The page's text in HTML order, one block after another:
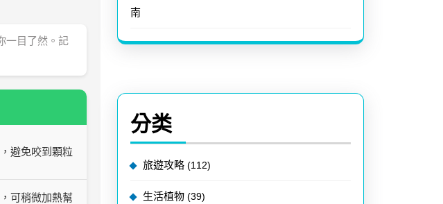
一目了然。記
避免咬到顆粒
可稍微加熱幫
南
分类
旅遊攻略 (112)
生活植物 (39)